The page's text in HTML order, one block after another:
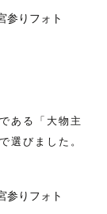
ある「大物主
選びました。